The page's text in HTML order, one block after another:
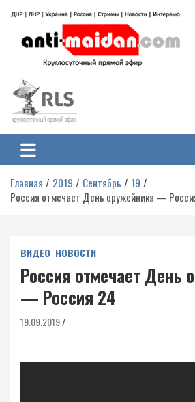
содержимому
Антимайдан:
на Украине
гражданской войне на Украине, включая
ЛНР и других регионах.
Главная 2019 Сентябрь
19
Россия отмечает День оружейника —
ВИДЕО НОВОСТИ
Россия отмечает День
— Россия 24
19.09.2019